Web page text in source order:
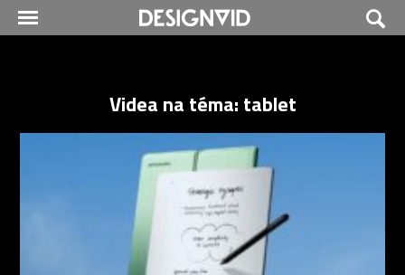
Videa na téma: tablet